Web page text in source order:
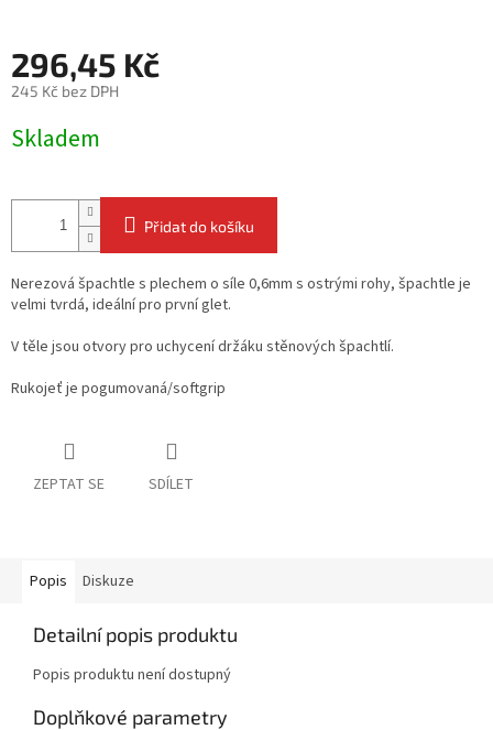
296,45 Kč
245 Kč bez DPH
cena:
Skladem
Přidat do košíku
Nerezová špachtle s plechem o síle 0,6mm s ostrými rohy, špachtle je
velmi tvrdá, ideální pro první glet.
V těle jsou otvory pro uchycení držáku stěnových špachtlí.
Rukojeť je pogumovaná/softgrip
ZEPTAT SE SDÍLET
Popis Diskuze
Detailní popis produktu
Popis produktu není dostupný
Doplňkové parametry